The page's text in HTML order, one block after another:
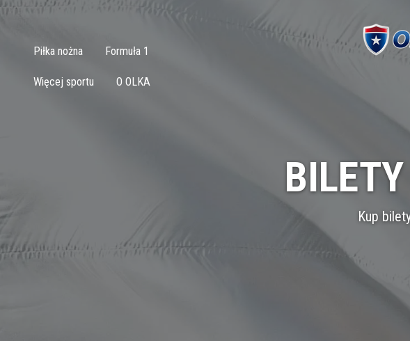
Piłka nożna Formuła 1
Więcej sportu O OLKA
Kup